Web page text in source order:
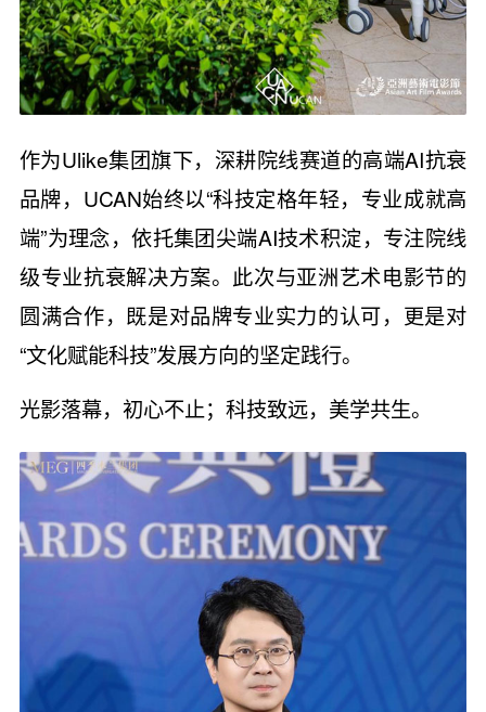
作为Ulike集团旗下，深耕院线赛道的高端AI抗衰
品牌，UCAN始终以“科技定格年轻，专业成就高
端”为理念，依托集团尖端AI技术积淀，专注院线
级专业抗衰解决方案。此次与亚洲艺术电影节的
圆满合作，既是对品牌专业实力的认可，更是对
“文化赋能科技”发展方向的坚定践行。
光影落幕，初心不止；科技致远，美学共生。